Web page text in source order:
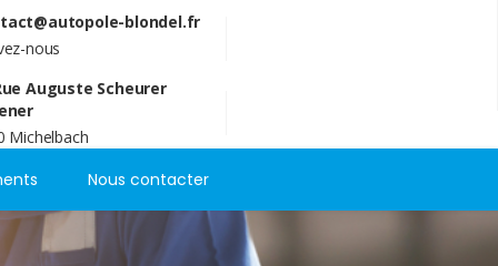
blondel.fr
nous
Auguste Scheurer
Michelbach
Nous contacter